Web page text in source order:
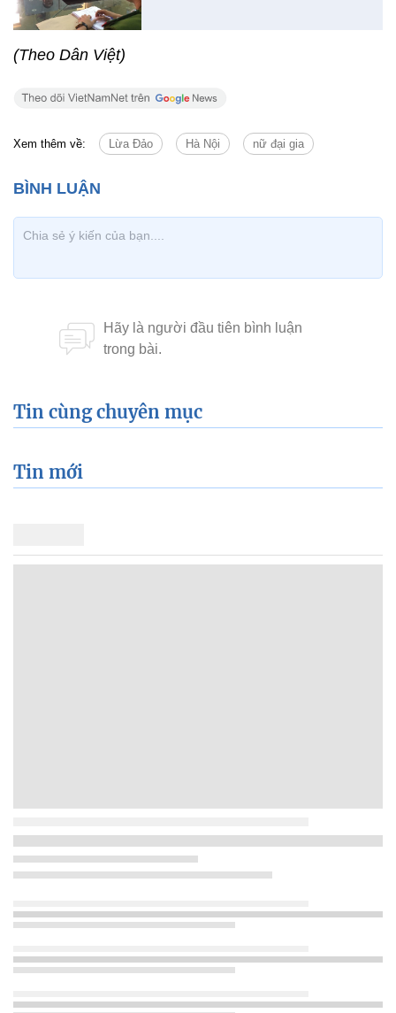
(Theo Dân Việt)
Xem thêm về: Lừa Đảo Hà Nội nữ đại gia
Tin cùng chuyên mục
Tin mới